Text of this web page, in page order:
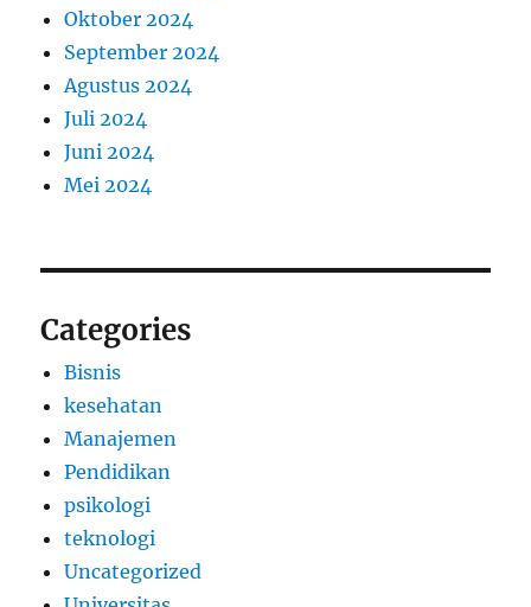
Oktober 2024
September 2024
Agustus 2024
Juli 2024
Juni 2024
Mei 2024
Categories
Bisnis
kesehatan
Manajemen
Pendidikan
psikologi
teknologi
Uncategorized